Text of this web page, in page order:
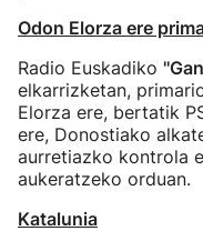
Odon Elorza ere
Radio Euskadiko
elkarrizketan,
Elorza ere, bertatik
ere, Donostiako
aurretiazko kontrola
aukeratzeko orduan.
Katalunia